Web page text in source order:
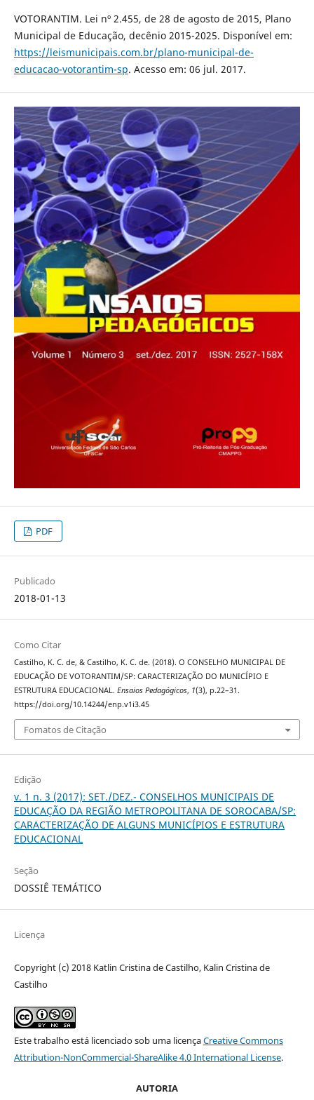
VOTORANTIM. Lei nº 2.455, de 28 de agosto de 2015, Plano
Municipal de Educação, decênio 2015-2025. Disponível em:
https://leismunicipais.com.br/plano-municipal-de-
educacao-votorantim-sp. Acesso em: 06 jul. 2017.
PDF
Publicado
2018-01-13
Como Citar
Castilho, K. C. de, & Castilho, K. C. de. (2018). O CONSELHO MUNICIPAL DE
EDUCAÇÃO DE VOTORANTIM/SP: CARACTERIZAÇÃO DO MUNICÍPIO E
ESTRUTURA EDUCACIONAL. Ensaios Pedagógicos, 1(3), p.22–31.
https://doi.org/10.14244/enp.v1i3.45
Fomatos de Citação
Edição
v. 1 n. 3 (2017): SET./DEZ.- CONSELHOS MUNICIPAIS DE
EDUCAÇÃO DA REGIÃO METROPOLITANA DE SOROCABA/SP:
CARACTERIZAÇÃO DE ALGUNS MUNICÍPIOS E ESTRUTURA
EDUCACIONAL
Seção
DOSSIÊ TEMÁTICO
Licença
Copyright (c) 2018 Katlin Cristina de Castilho, Kalin Cristina de
Castilho
Este trabalho está licenciado sob uma licençaCreative Commons
Attribution-NonCommercial-ShareAlike 4.0 International License.
AUTORIA